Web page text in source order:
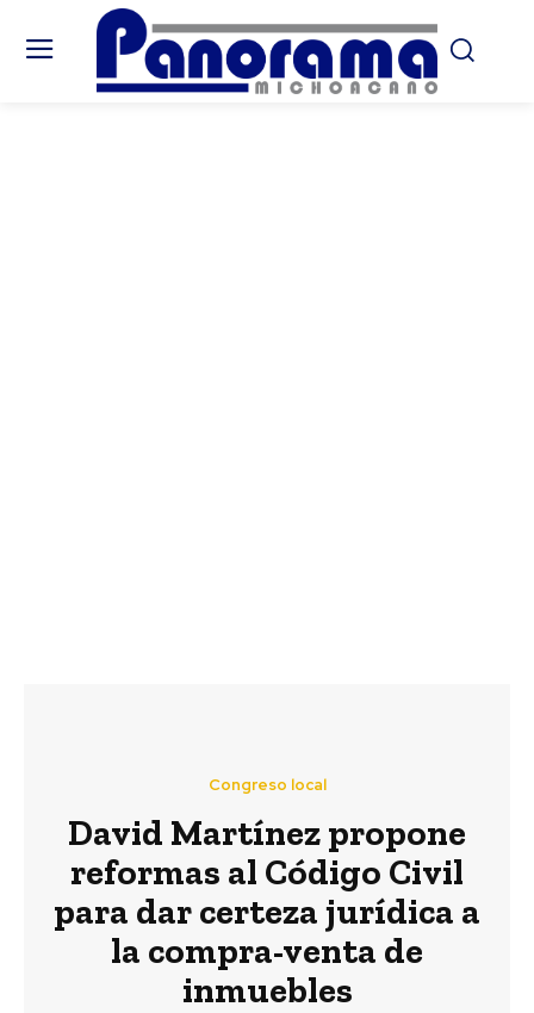
Congreso local
David Martínez propone
reformas al Código Civil
para dar certeza jurídica a
la compra-venta de
inmuebles